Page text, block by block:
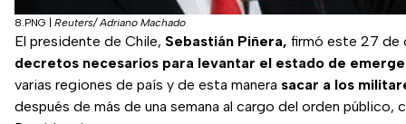
8.PNG Reuters/ Adriano Machado
El presidente de Chile, Sebastián Piñera, firmó este 27
decretos necesarios para levantar el estado de
varias regiones de país y de esta manera sacar a los
después de más de una semana al cargo del orden público,